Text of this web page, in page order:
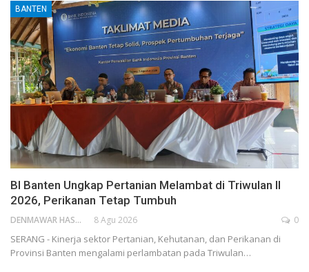
BANTEN
BI Banten Ungkap Pertanian Melambat di Triwulan II
2026, Perikanan Tetap Tumbuh
DENMAWAR HASANUDIN 8 Agu 2026 0
SERANG - Kinerja sektor Pertanian, Kehutanan, dan Perikanan di
Provinsi Banten mengalami perlambatan pada Triwulan…